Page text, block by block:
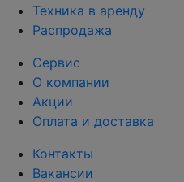
Техника в аренду
Распродажа
Сервис
О компании
Акции
Оплата и доставка
Контакты
Вакансии